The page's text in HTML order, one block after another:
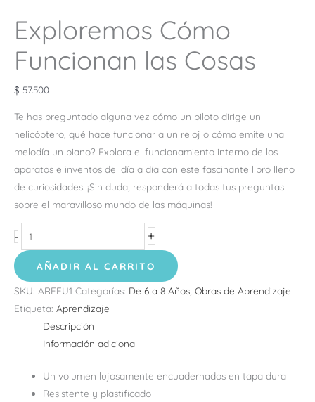
Exploremos Cómo
Funcionan las Cosas
$ 57.500
Te has preguntado alguna vez cómo un piloto dirige un
helicóptero, qué hace funcionar a un reloj o cómo emite una
melodía un piano? Explora el funcionamiento interno de los
aparatos e inventos del día a día con este fascinante libro lleno
de curiosidades. ¡Sin duda, responderá a todas tus preguntas
sobre el maravilloso mundo de las máquinas!
- +
AÑADIR AL CARRITO
SKU: AREFU1 Categorías: De 6 a 8 Años, Obras de Aprendizaje
Etiqueta: Aprendizaje
Descripción
Información adicional
Un volumen lujosamente encuadernados en tapa dura
Resistente y plastificado